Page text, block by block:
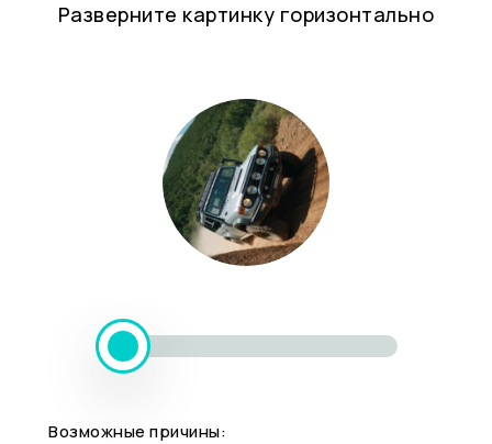
Разверните картинку горизонтально
Возможные причины: